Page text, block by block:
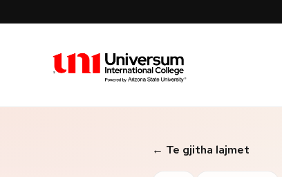
Universum University
← Te gjitha lajmet